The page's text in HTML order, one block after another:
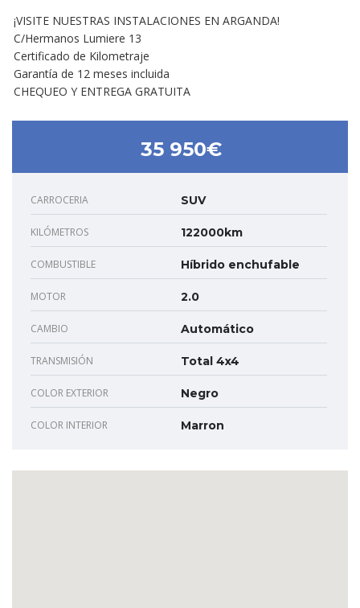
¡VISITE NUESTRAS INSTALACIONES EN ARGANDA!
C/Hermanos Lumiere 13
Certificado de Kilometraje
Garantía de 12 meses incluida
CHEQUEO Y ENTREGA GRATUITA
35 950€
CARROCERIA SUV
KILÓMETROS 122000km
COMBUSTIBLE Híbrido enchufable
MOTOR 2.0
CAMBIO Automático
TRANSMISIÓN Total 4x4
COLOR EXTERIOR Negro
COLOR INTERIOR Marron